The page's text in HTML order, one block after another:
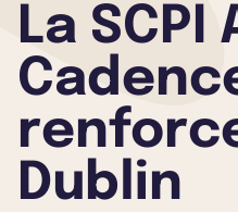
La SCPI
Dublin